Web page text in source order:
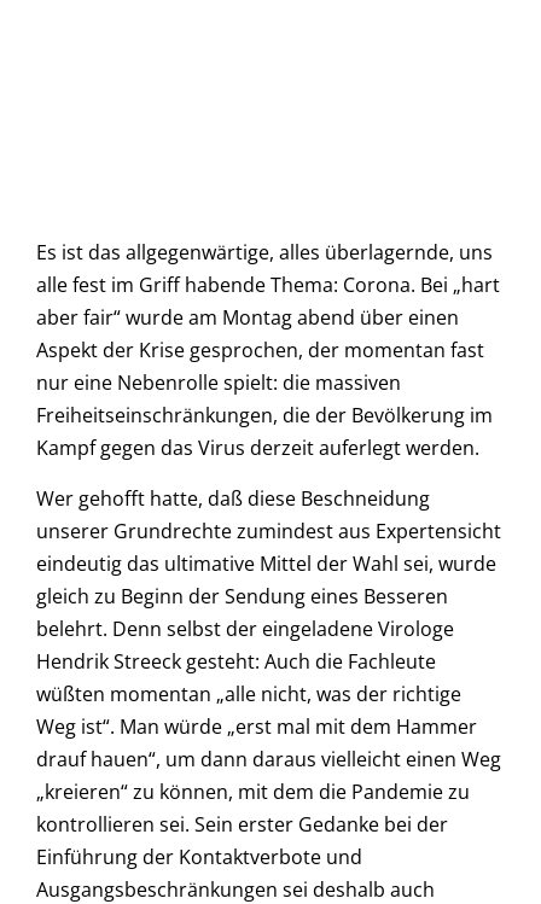
Es ist das allgegenwärtige, alles überlagernde, uns
alle fest im Griff habende Thema: Corona. Bei „hart
aber fair“ wurde am Montag abend über einen
Aspekt der Krise gesprochen, der momentan fast
nur eine Nebenrolle spielt: die massiven
Freiheitseinschränkungen, die der Bevölkerung im
Kampf gegen das Virus derzeit auferlegt werden.
Wer gehofft hatte, daß diese Beschneidung
unserer Grundrechte zumindest aus Expertensicht
eindeutig das ultimative Mittel der Wahl sei, wurde
gleich zu Beginn der Sendung eines Besseren
belehrt. Denn selbst der eingeladene Virologe
Hendrik Streeck gesteht: Auch die Fachleute
wüßten momentan „alle nicht, was der richtige
Weg ist“. Man würde „erst mal mit dem Hammer
drauf hauen“, um dann daraus vielleicht einen Weg
„kreieren“ zu können, mit dem die Pandemie zu
kontrollieren sei. Sein erster Gedanke bei der
Einführung der Kontaktverbote und
Ausgangsbeschränkungen sei deshalb auch